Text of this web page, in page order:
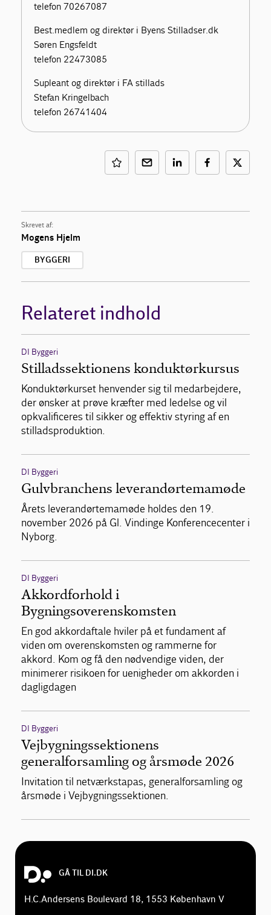
telefon 70267087
Best.medlem og direktør i Byens Stilladser.dk
Søren Engsfeldt
telefon 22473085
Supleant og direktør i FA stillads
Stefan Kringelbach
telefon 26741404
Skrevet af:
Mogens Hjelm
BYGGERI
Relateret indhold
DI Byggeri
Stilladssektionens konduktørkursus
Konduktørkurset henvender sig til medarbejdere,
der ønsker at prøve kræfter med ledelse og vil
opkvalificeres til sikker og effektiv styring af en
stilladsproduktion.
DI Byggeri
Gulvbranchens leverandørtemamøde
Årets leverandørtemamøde holdes den 19.
november 2026 på Gl. Vindinge Konferencecenter i
Nyborg.
DI Byggeri
Akkordforhold i
Bygningsoverenskomsten
En god akkordaftale hviler på et fundament af
viden om overenskomsten og rammerne for
akkord. Kom og få den nødvendige viden, der
minimerer risikoen for uenigheder om akkorden i
dagligdagen
DI Byggeri
Vejbygningssektionens
generalforsamling og årsmøde 2026
Invitation til netværkstapas, generalforsamling og
årsmøde i Vejbygningssektionen.
GÅ TIL DI.DK
H.C.Andersens Boulevard 18, 1553 København V